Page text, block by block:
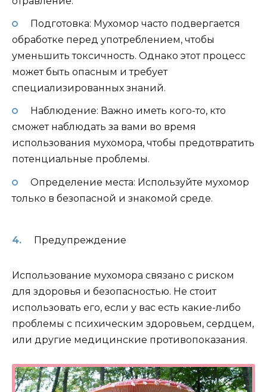
Подготовка: Мухомор часто подвергается
обработке перед употреблением, чтобы
уменьшить токсичность. Однако этот процесс
может быть опасным и требует
специализированных знаний.
Наблюдение: Важно иметь кого-то, кто
сможет наблюдать за вами во время
использования мухомора, чтобы предотвратить
потенциальные проблемы.
Определение места: Используйте мухомор
только в безопасной и знакомой среде.
Предупреждение
Использование мухомора связано с риском
для здоровья и безопасностью. Не стоит
использовать его, если у вас есть какие-либо
проблемы с психическим здоровьем, сердцем,
или другие медицинские противопоказания.